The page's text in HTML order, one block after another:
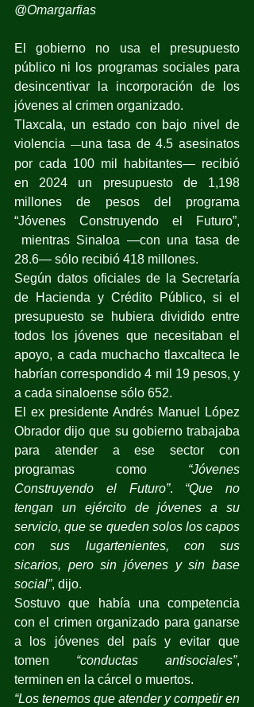
@Omargarfias
El gobierno no usa el presupuesto
público ni los programas sociales para
desincentivar la incorporación de los
jóvenes al crimen organizado.
Tlaxcala, un estado con bajo nivel de
violencia —una tasa de 4.5 asesinatos
por cada 100 mil habitantes— recibió
en 2024 un presupuesto de 1,198
millones de pesos del programa
“Jóvenes Construyendo el Futuro”,
mientras Sinaloa —con una tasa de
28.6— sólo recibió 418 millones.
Según datos oficiales de la Secretaría
de Hacienda y Crédito Público, si el
presupuesto se hubiera dividido entre
todos los jóvenes que necesitaban el
apoyo, a cada muchacho tlaxcalteca le
habrían correspondido 4 mil 19 pesos, y
a cada sinaloense sólo 652.
El ex presidente Andrés Manuel López
Obrador dijo que su gobierno trabajaba
para atender a ese sector con
programas como “Jóvenes
Construyendo el Futuro”. “Que no
tengan un ejército de jóvenes a su
servicio, que se queden solos los capos
con sus lugartenientes, con sus
sicarios, pero sin jóvenes y sin base
social”, dijo.
Sostuvo que había una competencia
con el crimen organizado para ganarse
a los jóvenes del país y evitar que
tomen “conductas antisociales”,
terminen en la cárcel o muertos.
“Los tenemos que atender y competir en